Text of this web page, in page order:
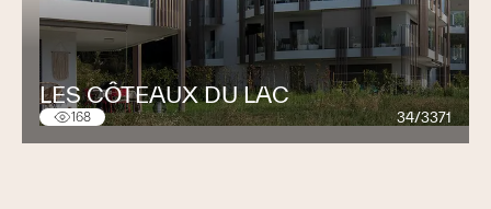
LES CÔTEAUX DU LAC
168 34/3371